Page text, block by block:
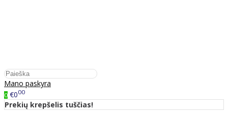
Mano paskyra
0 €000
Prekių krepšelis tuščias!